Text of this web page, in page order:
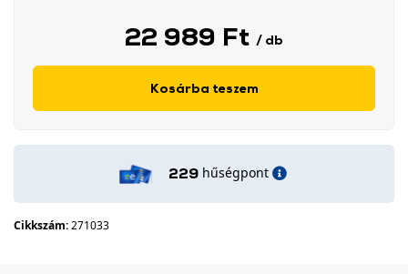
22 989 Ft / db
Kosárba teszem
229 hűségpont
Cikkszám:271033